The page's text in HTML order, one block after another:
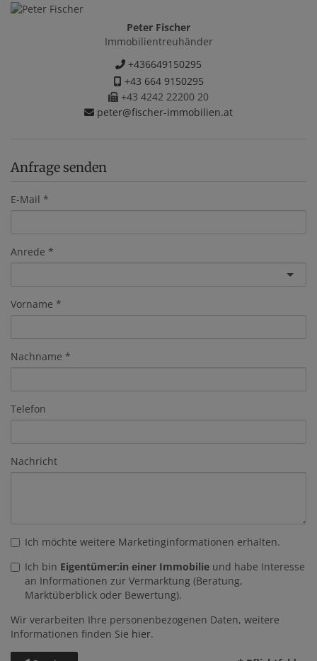
Peter Fischer
Immobilientreuhänder
+436649150295
+43 664 9150295
+43 4242 22200 20
peter@fischer-immobilien.at
Anfrage senden
E-Mail
Anrede
Vorname
Nachname
Telefon
Nachricht
Ich möchte weitere Marketinginformationen erhalten.
Ich bin Eigentümer:in einer Immobilie und habe Interesse
an Informationen zur Vermarktung (Beratung,
Marktüberblick oder Bewertung).
Wir verarbeiten Ihre personenbezogenen Daten, weitere
Informationen finden Sie hier.